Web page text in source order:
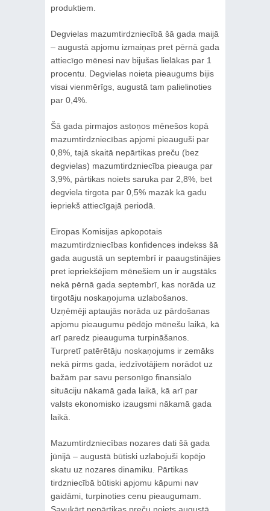
produktiem.
Degvielas mazumtirdzniecībā šā gada maijā
– augustā apjomu izmaiņas pret pērnā gada
attiecīgo mēnesi nav bijušas lielākas par 1
procentu. Degvielas noieta pieaugums bijis
visai vienmērīgs, augustā tam palielinoties
par 0,4%.
Šā gada pirmajos astoņos mēnešos kopā
mazumtirdzniecības apjomi pieauguši par
0,8%, tajā skaitā nepārtikas preču (bez
degvielas) mazumtirdzniecība pieauga par
3,9%, pārtikas noiets saruka par 2,8%, bet
degviela tirgota par 0,5% mazāk kā gadu
iepriekš attiecīgajā periodā.
Eiropas Komisijas apkopotais
mazumtirdzniecības konfidences indekss šā
gada augustā un septembrī ir paaugstinājies
pret iepriekšējiem mēnešiem un ir augstāks
nekā pērnā gada septembrī, kas norāda uz
tirgotāju noskaņojuma uzlabošanos.
Uzņēmēji aptaujās norāda uz pārdošanas
apjomu pieaugumu pēdējo mēnešu laikā, kā
arī paredz pieauguma turpināšanos.
Turpretī patērētāju noskaņojums ir zemāks
nekā pirms gada, iedzīvotājiem norādot uz
bažām par savu personīgo finansiālo
situāciju nākamā gada laikā, kā arī par
valsts ekonomisko izaugsmi nākamā gada
laikā.
Mazumtirdzniecības nozares dati šā gada
jūnijā – augustā būtiski uzlabojuši kopējo
skatu uz nozares dinamiku. Pārtikas
tirdzniecībā būtiski apjomu kāpumi nav
gaidāmi, turpinoties cenu pieaugumam.